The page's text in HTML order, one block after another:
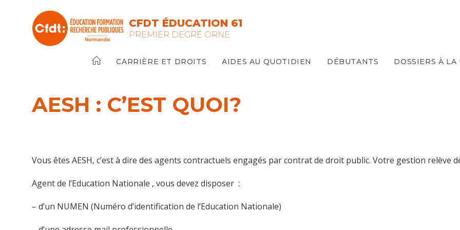
CFDT ÉDUCATION 61
PREMIER DEGRÉ ORNE
CARRIÈRE ET DROITS AIDES AU QUOTIDIEN DÉBUTANTS DOSSIERS À LA
AESH : C’EST QUOI?
Vous êtes AESH, c’est à dire des agents contractuels engagés par contrat de droit public. Votre gestion relève
Agent de l’Education Nationale , vous devez disposer :
– d’un NUMEN (Numéro d’identification de l’Education Nationale)